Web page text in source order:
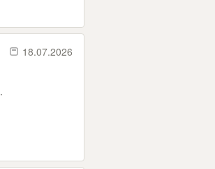
18.07.2026